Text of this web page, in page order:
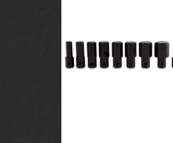
塗装・板金・溶接